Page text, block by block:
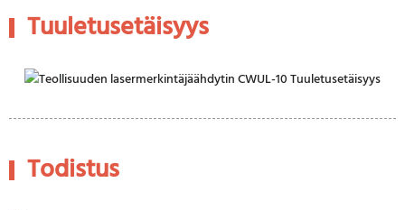
Tuuletusetäisyys
Todistus